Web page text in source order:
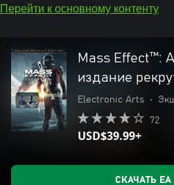
Перейти к основному контенту
Mass Effect™:
издание
Electronic Arts •
72
USD$39.99+
СКАЧАТЬ EA